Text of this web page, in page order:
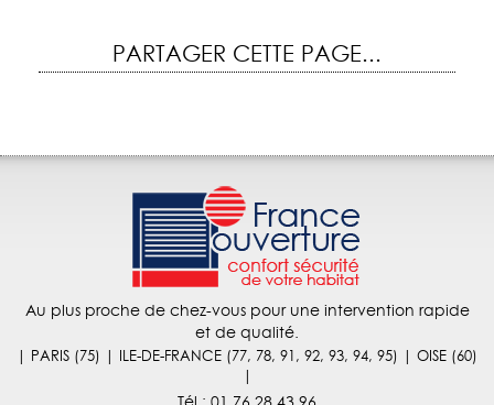
PARTAGER CETTE PAGE...
Au plus proche de chez-vous pour une intervention rapide
et de qualité.
| PARIS (75) | ILE-DE-FRANCE (77, 78, 91, 92, 93, 94, 95) | OISE (60)
|